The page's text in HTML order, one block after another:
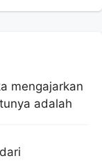
mengajarkan
adalah